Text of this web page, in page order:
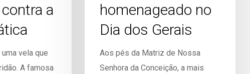
a
vela que
A famosa
homenageado no
Dia dos Gerais
Aos pés da Matriz de Nossa
Senhora da Conceição, a mais